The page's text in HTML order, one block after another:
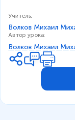
Учитель:
Волков Михаил
Автор урока:
Волков Михаил